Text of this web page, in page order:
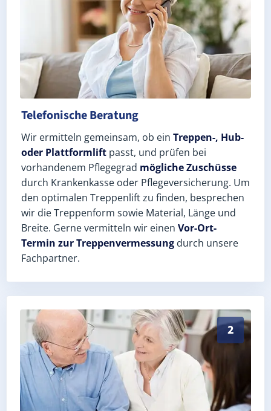
Telefonische Beratung
Wir ermitteln gemeinsam, ob ein Treppen-, Hub-
oder Plattformlift passt, und prüfen bei
vorhandenem Pflegegrad mögliche Zuschüsse
durch Krankenkasse oder Pflegeversicherung. Um
den optimalen Treppenlift zu finden, besprechen
wir die Treppenform sowie Material, Länge und
Breite. Gerne vermitteln wir einen Vor-Ort-
Termin zur Treppenvermessung durch unsere
Fachpartner.
2
Exaktes Aufmaß in Bellstedt (Kyffhäuserkreis) –